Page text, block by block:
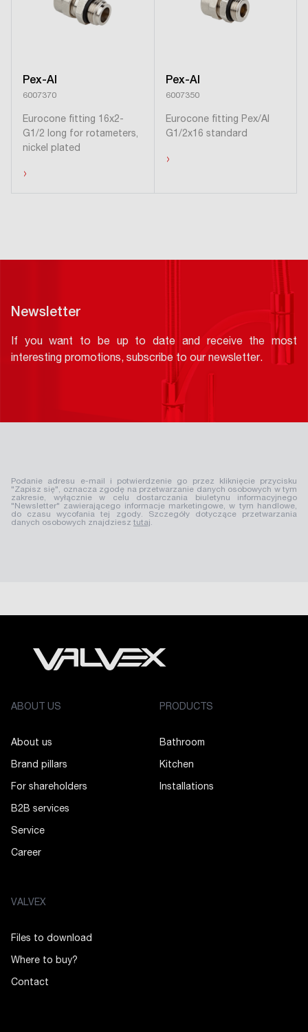
Pex-Al
6007370
Eurocone fitting 16x2-
G1/2 long for rotameters,
nickel plated
›
Pex-Al
6007350
Eurocone fitting Pex/Al
G1/2x16 standard
›
Newsletter
If you want to be up to date and receive the most
interesting promotions, subscribe to our newsletter.
Podanie adresu e-mail i potwierdzenie go przez kliknięcie przycisku
"Zapisz się", oznacza zgodę na przetwarzanie danych osobowych w tym
zakresie, wyłącznie w celu dostarczania biuletynu informacyjnego
"Newsletter" zawierającego informacje marketingowe, w tym handlowe,
do czasu wycofania tej zgody. Szczegóły dotyczące przetwarzania
danych osobowych znajdziesz tutaj.
ABOUT US
About us
Brand pillars
For shareholders
B2B services
Service
Career
PRODUCTS
Bathroom
Kitchen
Installations
VALVEX
Files to download
Where to buy?
Contact